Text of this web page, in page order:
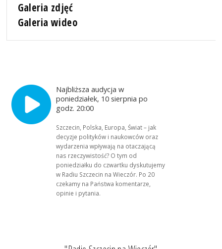
Galeria zdjęć
Galeria wideo
Najbliższa audycja w
poniedziałek, 10 sierpnia po
godz. 20:00
Szczecin, Polska, Europa, Świat – jak
decyzje polityków i naukowców oraz
wydarzenia wpływają na otaczającą
nas rzeczywistość? O tym od
poniedziałku do czwartku dyskutujemy
w Radiu Szczecin na Wieczór. Po 20
czekamy na Państwa komentarze,
opinie i pytania.